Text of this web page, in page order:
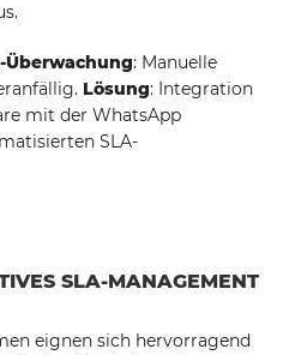
Überwachung: Manuelle
Lösung: Integration
mit der WhatsApp
SLA-
SLA-MANAGEMENT
eignen sich hervorragend